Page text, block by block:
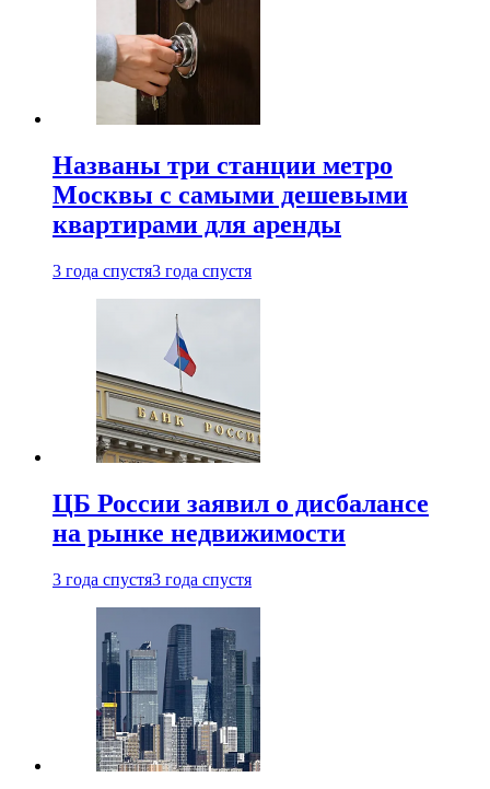
Названы три станции метро
Москвы с самыми дешевыми
квартирами для аренды
3 года спустя3 года спустя
ЦБ России заявил о дисбалансе
на рынке недвижимости
3 года спустя3 года спустя